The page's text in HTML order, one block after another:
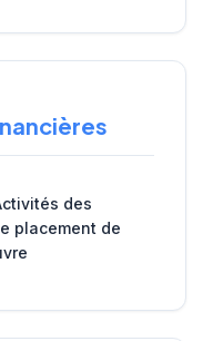
des
placement de